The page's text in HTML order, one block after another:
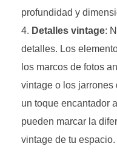
profundidad y
Detalles vintage:
detalles. Los
los marcos de fotos
vintage o los jarrones
un toque encantador
pueden marcar la
vintage de tu espacio.